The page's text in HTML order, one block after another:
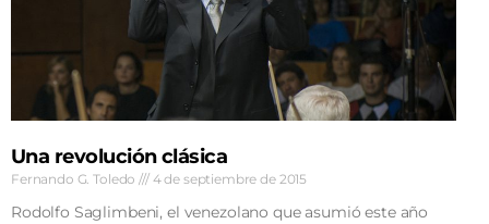
Una revolución clásica
Fernando G. Toledo 4 de septiembre de 2015
Rodolfo Saglimbeni, el venezolano que asumió este año